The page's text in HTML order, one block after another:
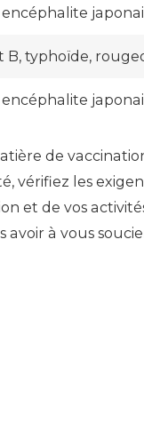
B, typhoïde,
de
vérifiez les
et de vos
avoir à vous